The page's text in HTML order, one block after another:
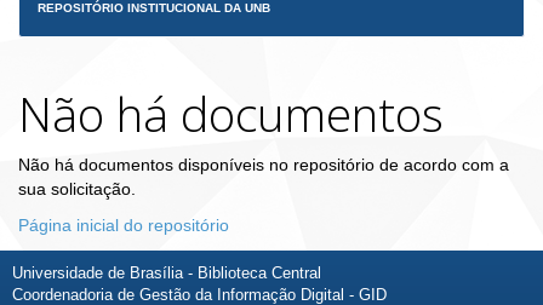
REPOSITÓRIO INSTITUCIONAL DA UNB
Não há documentos
Não há documentos disponíveis no repositório de acordo com a
sua solicitação.
Página inicial do repositório
Universidade de Brasília - Biblioteca Central
Coordenadoria de Gestão da Informação Digital - GID